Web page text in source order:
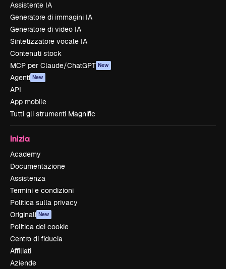
Assistente IA
Generatore di immagini IA
Generatore di video IA
Sintetizzatore vocale IA
Contenuti stock
MCP per Claude/ChatGPT New
Agenti New
API
App mobile
Tutti gli strumenti Magnific
Inizia
Academy
Documentazione
Assistenza
Termini e condizioni
Politica sulla privacy
Originali New
Politica dei cookie
Centro di fiducia
Affiliati
Aziende